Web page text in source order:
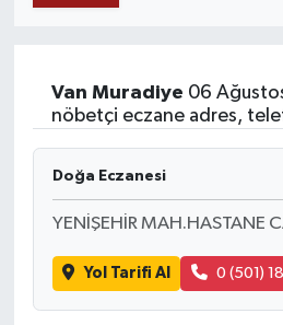
Van Muradiye 06
nöbetçi eczane adres,
Doğa Eczanesi
YENİŞEHİR MAH.HASTANE
Yol Tarifi Al 0 (501)
Dünya
RESMİ İLANLAR
Haber Arşivi